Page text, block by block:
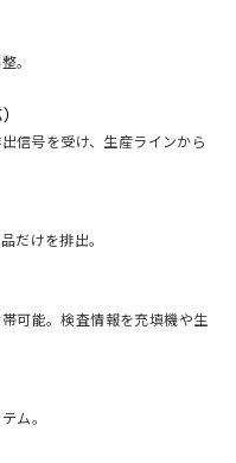
。
信号を受け、生産ラインから
だけを排出。
可能。検査情報を充填機や生
ム。